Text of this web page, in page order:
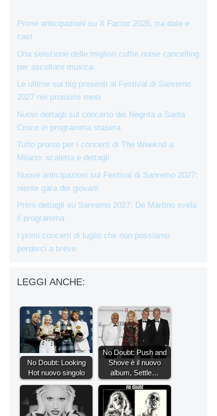
Prime anticipazioni su X Factor 2026, tra date e
cast
Una selezione delle migliori cuffie noise cancelling
per ascoltare musica
Le ultime sui big presenti al Festival di Sanremo
2027 nei prossimi mesi
Nuovi dettagli sul concerto dei Negrita a Santa
Croce in programma stasera
Tutto pronto per i concerti di The Weeknd a
Milano: scaletta e dettagli
Nuove anticipazioni sul Festival di Sanremo 2027:
niente gara dei giovani
Primi dettagli su Sanremo 2027: De Martino svela
il programma
I primi concerti di luglio che non possiamo
perderci a breve
LEGGI ANCHE:
No Doubt: Looking
Hot nuovo singolo
No Doubt: Push and
Shove è il nuovo
album, Settle…